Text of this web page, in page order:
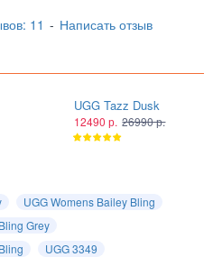
11 - Написать отзыв
UGG Tazz Dusk
12490 р. 26990 р.
UGG Womens Bailey Bling
Grey
UGG 3349